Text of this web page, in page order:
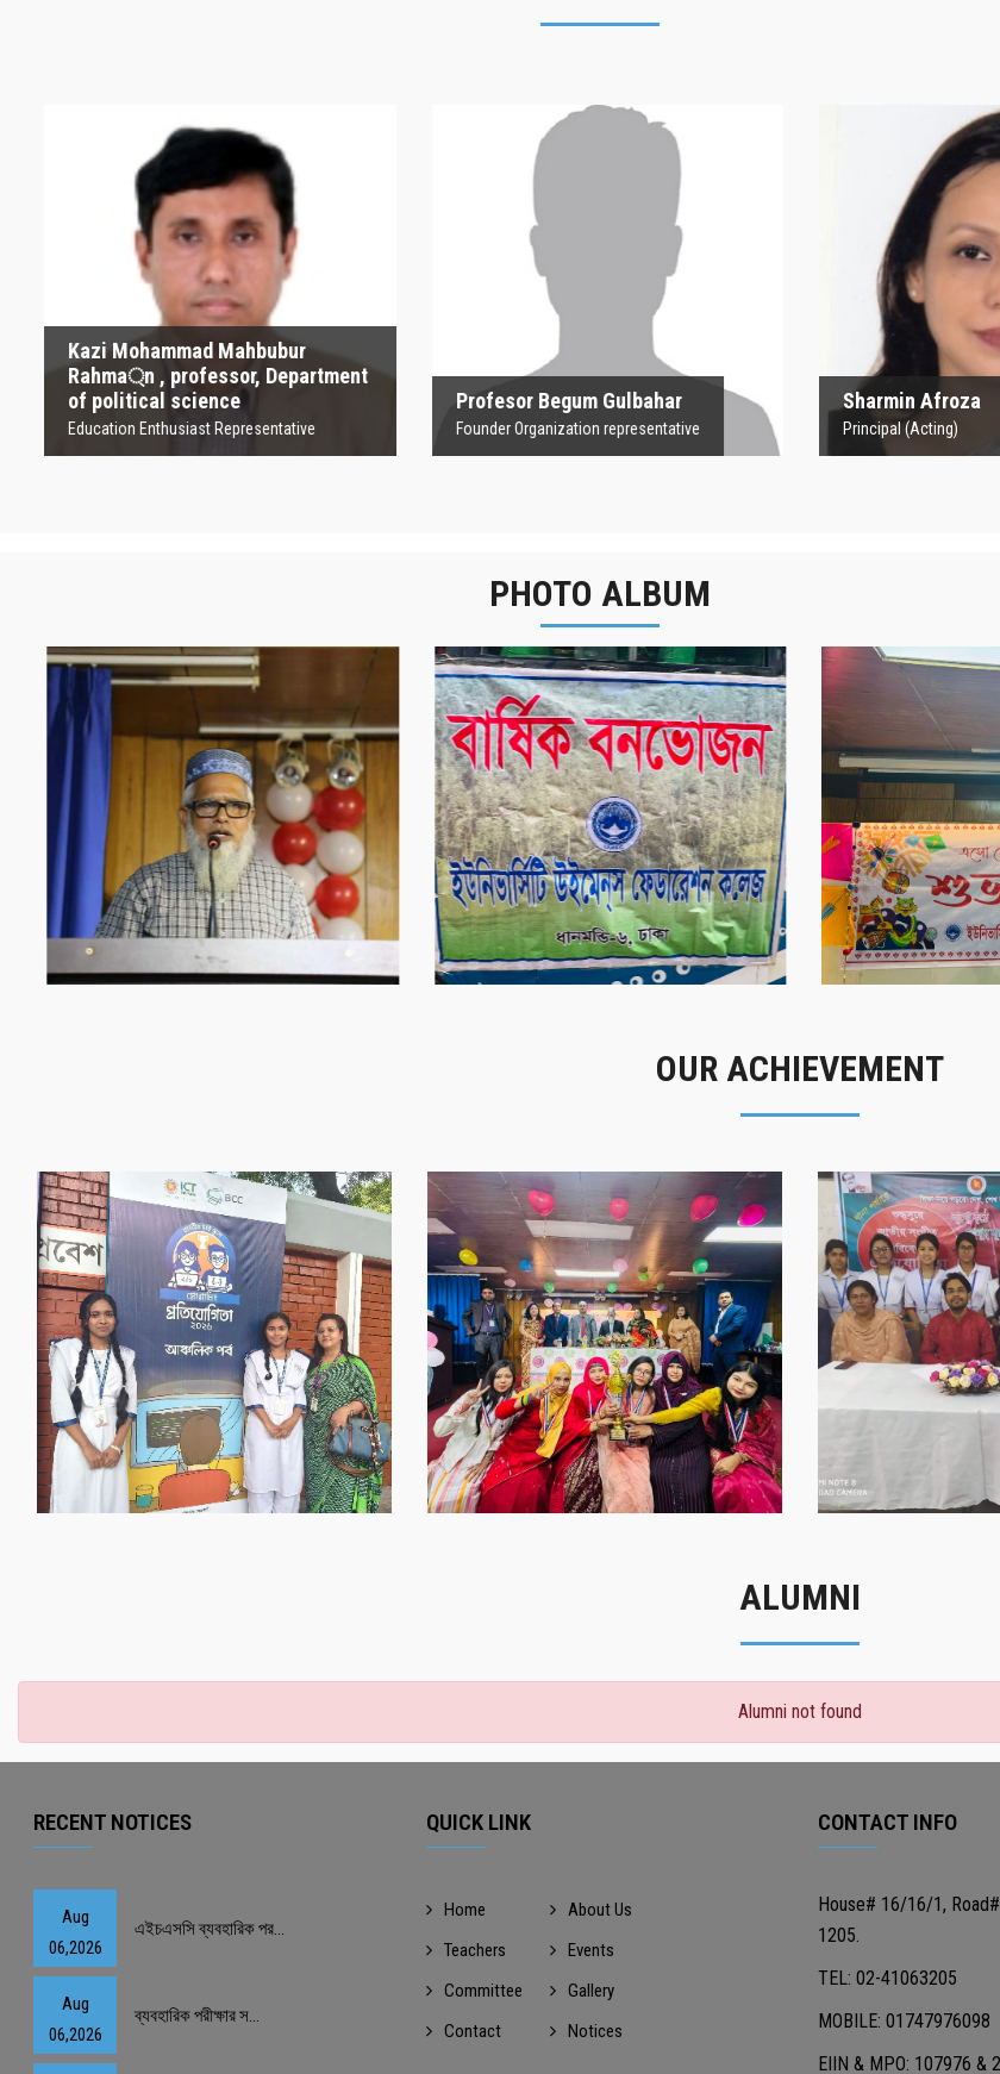
Kazi Mohammad Mahbubur
Rahma্‌n , professor, Department
of political science
Education Enthusiast Representative
Kazi Mohammad
Mahbubur Rahma্‌n ,
professor, Department
of political science
Education Enthusiast Representative
Profesor Begum Gulbahar
Founder Organization representative
Profesor Begum
Founder Organization representative
Sharmin Afroza
Principal (Acting)
Principal
PHOTO ALBUM
নবীনবরণ - ২০২৫ বার্ষিক বনভোজন ২০২৫ বাংলা নববর্ষ
OUR ACHIEVEMENT
‌গৌর‌বের অর্জন
‌গৌর‌বের অর্জন
গৌরবের মুহূর্ত
গৌরবের মুহূর্ত
ALUMNI
Alumni not found
RECENT NOTICES
Aug
06,2026
এইচএসসি ব্যবহারিক পর...
Aug
06,2026
ব্যবহারিক পরীক্ষার স...
QUICK LINK
Home
About Us
Teachers
Events
Committee
Gallery
Contact
Notices
CONTACT INFO
House# 16/16/1,
1205.
TEL: 02-41063205
MOBILE: 01747976098
EIIN & MPO: 107976 &